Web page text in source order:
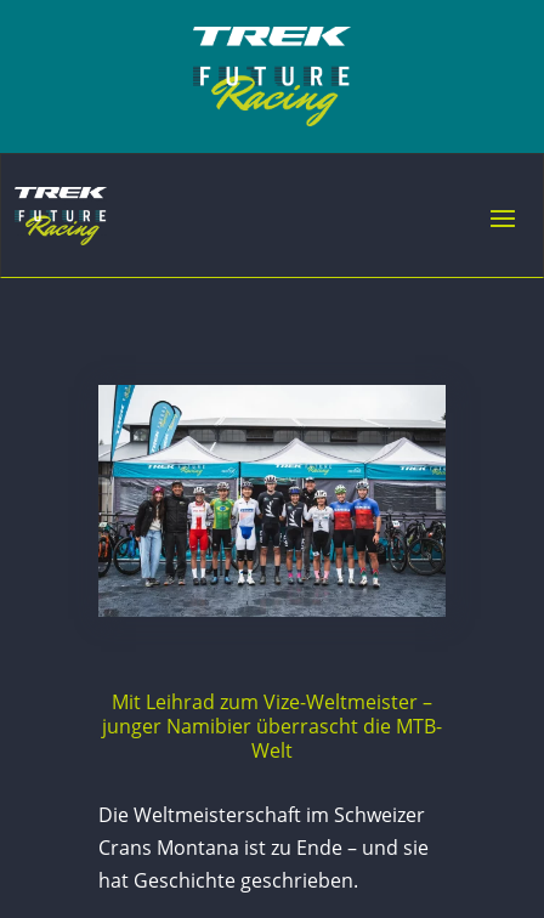
Mit Leihrad zum Vize-Weltmeister –
junger Namibier überrascht die MTB-
Welt
Die Weltmeisterschaft im Schweizer
Crans Montana ist zu Ende – und sie
hat Geschichte geschrieben.